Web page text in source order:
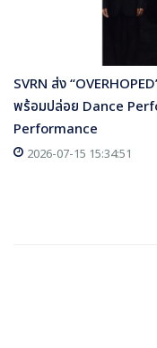
SVRN ส่ง
พร้อมปล่อย Dance
Performance
2026-07-15 15:34:51